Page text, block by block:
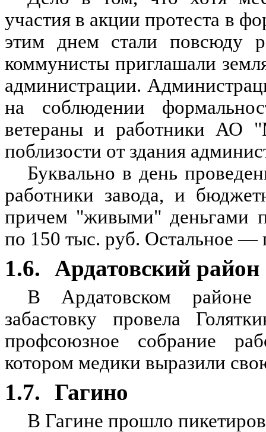
участия в акции протеста в
этим днем стали повсюду
коммунисты приглашали
администрации.
на соблюдении
ветераны и работники АО
поблизости от здания
Буквально в день
работники завода, и
причем "живыми" деньгами
по 150 тыс. руб. Остальное —
1.6. Ардатовский район
В Ардатовском районе
забастовку провела
профсоюзное собрание
котором медики выразили
1.7. Гагино
В Гагине прошло